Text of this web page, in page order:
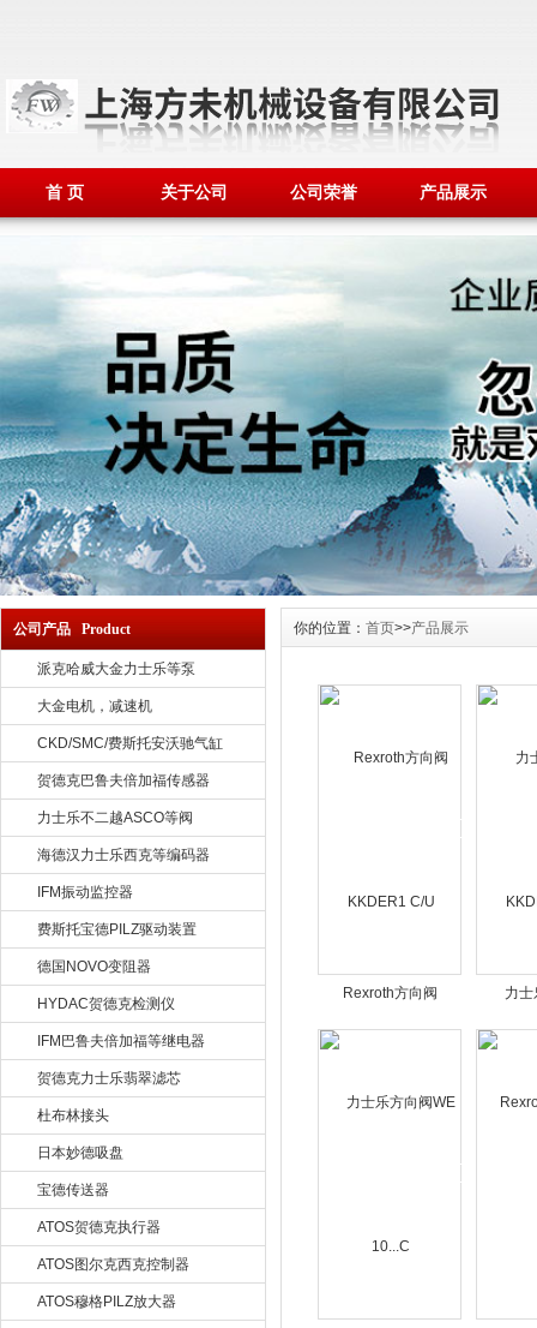
首 页 关于公司 公司荣誉 产品展示
公司产品 Product
派克哈威大金力士乐等泵
大金电机，减速机
CKD/SMC/费斯托安沃驰气缸
贺德克巴鲁夫倍加福传感器
力士乐不二越ASCO等阀
海德汉力士乐西克等编码器
IFM振动监控器
费斯托宝德PILZ驱动装置
德国NOVO变阻器
HYDAC贺德克检测仪
IFM巴鲁夫倍加福等继电器
贺德克力士乐翡翠滤芯
杜布林接头
日本妙德吸盘
宝德传送器
ATOS贺德克执行器
ATOS图尔克西克控制器
ATOS穆格PILZ放大器
你的位置： 首页>>产品展示
Rexroth方向阀
力